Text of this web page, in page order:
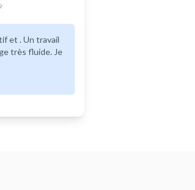
très fluide. Je